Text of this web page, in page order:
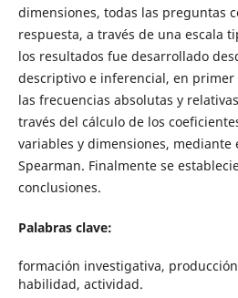
dimensiones, todas las preguntas
respuesta, a través de una escala
los resultados fue desarrollado
descriptivo e inferencial, en
las frecuencias absolutas y
través del cálculo de los
variables y dimensiones, mediante
Spearman. Finalmente se
conclusiones.
Palabras clave:
formación investigativa,
habilidad, actividad.